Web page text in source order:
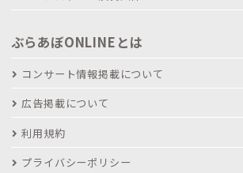
ぶらあぼONLINEとは
コンサート情報掲載について
広告掲載について
利用規約
プライバシーポリシー